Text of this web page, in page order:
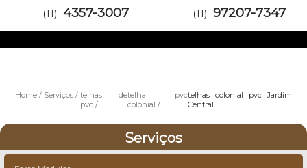
(11) 4357-3007 (11) 97207-7347
Home Serviços
telhas de
pvc
telha pvc
colonial
telhas colonial pvc Jardim
Central
Serviços